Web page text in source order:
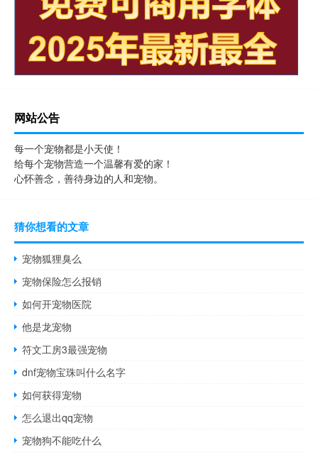
网站公告
每一个宠物都是小天使！
给每个宠物营造一个温馨有爱的家！
心怀善念，善待身边的人和宠物。
猜你想看的文章
宠物狐狸臭么
宠物保险怎么报销
如何开宠物医院
他是龙宠物
符文工房3最强宠物
dnf宠物宝珠叫什么名字
如何获得宠物
怎么退出qq宠物
宠物狗不能吃什么